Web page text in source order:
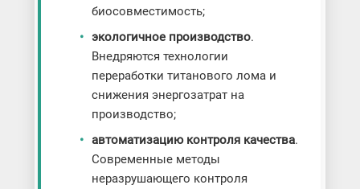
биосовместимость;
экологичное производство.
Внедряются технологии
переработки титанового лома и
снижения энергозатрат на
производство;
автоматизацию контроля качества.
Современные методы
неразрушающего контроля